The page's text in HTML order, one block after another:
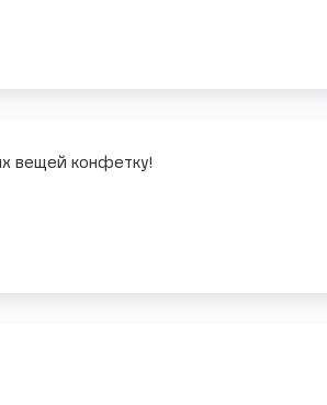
вещей конфетку!